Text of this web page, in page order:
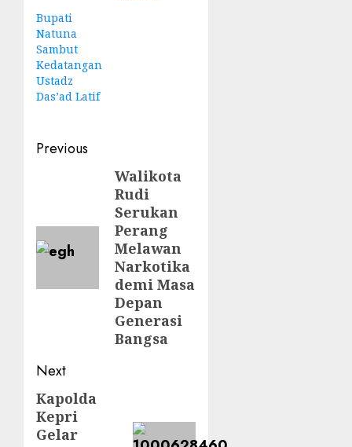
Bupati
Natuna
Sambut
Kedatangan
Ustadz
Das’ad Latif
Post
navigation
Previous
Walikota
Rudi
Serukan
Perang
Melawan
Narkotika
demi Masa
Depan
Generasi
Bangsa
Next
Next
post:
Kapolda
Kepri
Gelar